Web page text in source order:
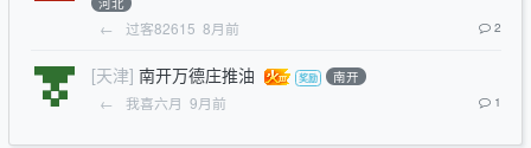
← 过客82615 8月前 2
[天津] 南开万德庄推油 南开
← 我喜六月 9月前 1